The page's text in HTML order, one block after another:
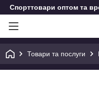
Спорттовари оптом та
Товари та послуги